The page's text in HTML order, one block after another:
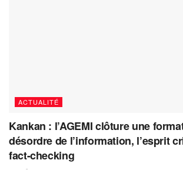
ACTUALITÉ
Kankan : l’AGEMI clôture une
désordre de l’information, l’esprit
fact-checking